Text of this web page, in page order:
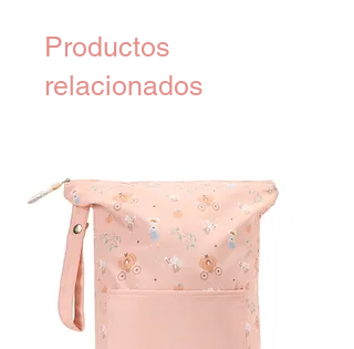
Productos
relacionados